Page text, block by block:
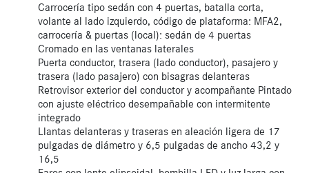
Carrocería tipo sedán con 4 puertas, batalla corta,
volante al lado izquierdo, código de plataforma: MFA2,
carrocería & puertas (local): sedán de 4 puertas
Cromado en las ventanas laterales
Puerta conductor, trasera (lado conductor), pasajero y
trasera (lado pasajero) con bisagras delanteras
Retrovisor exterior del conductor y acompañante Pintado
con ajuste eléctrico desempañable con intermitente
integrado
Llantas delanteras y traseras en aleación ligera de 17
pulgadas de diámetro y 6,5 pulgadas de ancho 43,2 y
16,5